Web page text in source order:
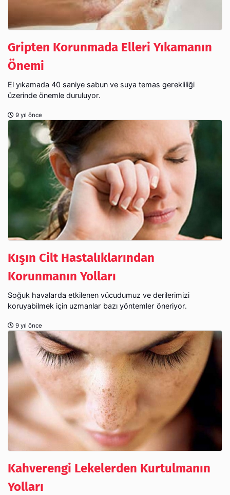
Gripten Korunmada Elleri Yıkamanın
Önemi
El yıkamada 40 saniye sabun ve suya temas gerekliliği
üzerinde önemle duruluyor.
9 yıl önce
Kışın Cilt Hastalıklarından
Korunmanın Yolları
Soğuk havalarda etkilenen vücudumuz ve derilerimizi
koruyabilmek için uzmanlar bazı yöntemler öneriyor.
9 yıl önce
Kahverengi Lekelerden Kurtulmanın
Yolları